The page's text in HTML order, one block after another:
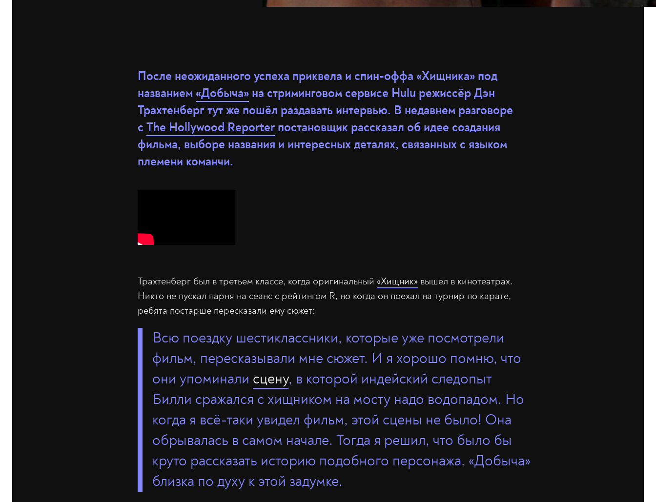
После неожиданного успеха приквела и спин-оффа «Хищника» под
названием«Добыча» на стриминговом сервисе Hulu режиссёр Дэн
Трахтенберг тут же пошёл раздавать интервью. В недавнем разговоре
с The Hollywood Reporter постановщик рассказал об идее создания
фильма, выборе названия и интересных деталях, связанных с языком
племени команчи.
Трахтенберг был в третьем классе, когда оригинальный «Хищник» вышел в кинотеатрах.
Никто не пускал парня на сеанс с рейтингом R, но когда он поехал на турнир по карате,
ребята постарше пересказали ему сюжет:
Всю поездку шестиклассники, которые уже посмотрели
фильм, пересказывали мне сюжет. И я хорошо помню, что
они упоминали сцену, в которой индейский следопыт
Билли сражался с хищником на мосту надо водопадом. Но
когда я всё-таки увидел фильм, этой сцены не было! Она
обрывалась в самом начале. Тогда я решил, что было бы
круто рассказать историю подобного персонажа. «Добыча»
близка по духу к этой задумке.